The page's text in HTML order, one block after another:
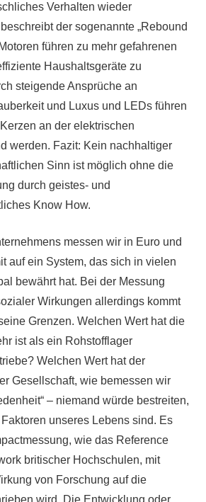
Verhalten wieder
der sogenannte „Rebound
führen zu mehr gefahrenen
Haushaltsgeräte zu
steigende Ansprüche an
und Luxus und LEDs führen
an der elektrischen
werden. Fazit: Kein nachhaltiger
Sinn ist möglich ohne die
durch geistes- und
Know How.
messen wir in Euro und
auf ein System, das sich in vielen
bewährt hat. Bei der Messung
Wirkungen allerdings kommt
Grenzen. Welchen Wert hat die
ist als ein Rohstofflager
Welchen Wert hat der
Gesellschaft, wie bemessen wir
– niemand würde bestreiten,
unseres Lebens sind. Es
wie das Reference
britischer Hochschulen, mit
von Forschung auf die
wird. Die Entwicklung oder